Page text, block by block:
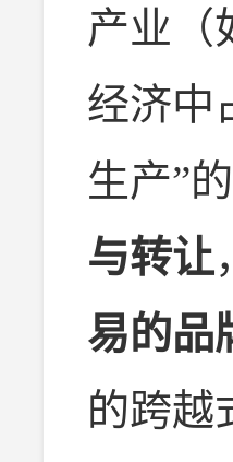
产业（
经济中
生产”
与转让
易的品
的跨越